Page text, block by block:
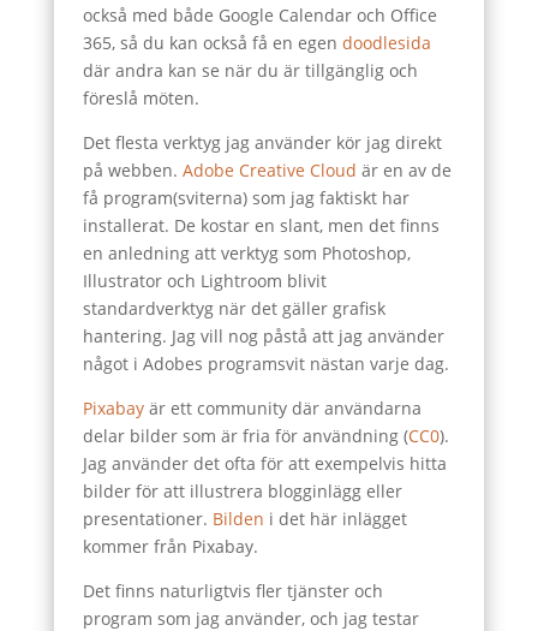
också med både Google Calendar och Office
365, så du kan också få en egen doodlesida
där andra kan se när du är tillgänglig och
föreslå möten.
Det flesta verktyg jag använder kör jag direkt
på webben. Adobe Creative Cloud är en av de
få program(sviterna) som jag faktiskt har
installerat. De kostar en slant, men det finns
en anledning att verktyg som Photoshop,
Illustrator och Lightroom blivit
standardverktyg när det gäller grafisk
hantering. Jag vill nog påstå att jag använder
något i Adobes programsvit nästan varje dag.
Pixabayär ett community där användarna
delar bilder som är fria för användning (CC0).
Jag använder det ofta för att exempelvis hitta
bilder för att illustrera blogginlägg eller
presentationer. Bilden i det här inlägget
kommer från Pixabay.
Det finns naturligtvis fler tjänster och
program som jag använder, och jag testar